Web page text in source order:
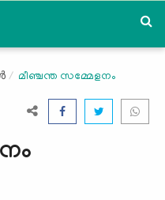
മീഞ്ചന്ത സമ്മേളനം